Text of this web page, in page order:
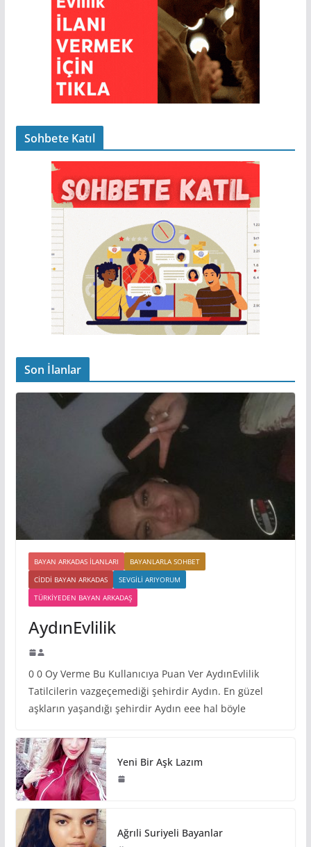
Sohbete Katıl
Son İlanlar
BAYAN ARKADAS ILANLARI
BAYANLARLA SOHBET
CIDDI BAYAN ARKADAS
SEVGILI ARIYORUM
TÜRKIYEDEN BAYAN ARKADAŞ
AydınEvlilik
0 0 Oy Verme Bu Kullanıcıya Puan Ver AydınEvlilik
Tatilcilerin vazgeçemediği şehirdir Aydın. En güzel
aşkların yaşandığı şehirdir Aydın eee hal böyle
Yeni Bir Aşk Lazım
Ağrıli Suriyeli Bayanlar